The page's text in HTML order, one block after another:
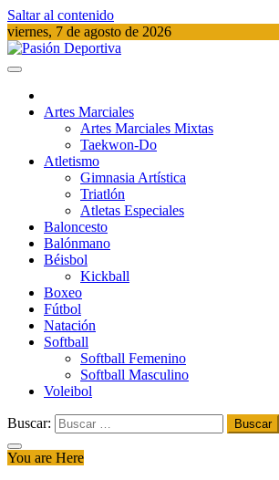
Saltar al contenido
viernes, 7 de agosto de 2026
Artes Marciales
Artes Marciales Mixtas
Taekwon-Do
Atletismo
Gimnasia Artística
Triatlón​
Atletas Especiales
Baloncesto
Balónmano
Béisbol
Kickball​
Boxeo
Fútbol
Natación​
Softball​
Softball​ Femenino
Softball​ Masculino
Voleibol​
Buscar:
You are Here